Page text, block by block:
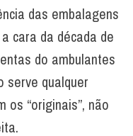
das embalagens
cara da década de
do ambulantes
serve qualquer
os “originais”, não